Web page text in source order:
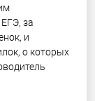
за
и
о которых